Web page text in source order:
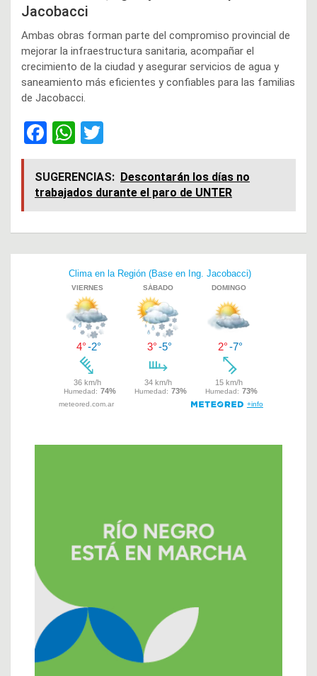
Jacobacci
Ambas obras forman parte del compromiso provincial de
mejorar la infraestructura sanitaria, acompañar el
crecimiento de la ciudad y asegurar servicios de agua y
saneamiento más eficientes y confiables para las familias
de Jacobacci.
F
a
ce
b
W
h
at
s
p
wi
tt
er
SUGERENCIAS: Descontarán los días no
trabajados durante el paro de UNTER
Navegación
entradas